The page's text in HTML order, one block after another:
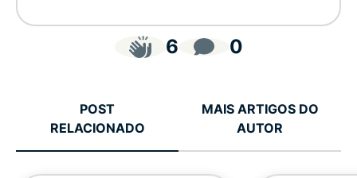
6 0
POST
RELACIONADO
MAIS ARTIGOS DO
AUTOR